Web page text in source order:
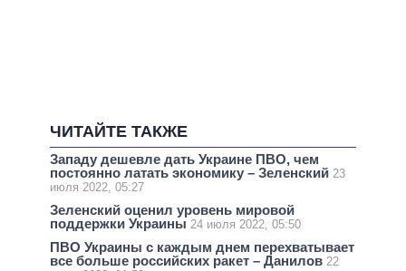
ЧИТАЙТЕ ТАКЖЕ
Западу дешевле дать Украине ПВО, чем
постоянно латать экономику – Зеленский 23
июля 2022, 05:27
Зеленский оценил уровень мировой
поддержки Украины 24 июля 2022, 05:50
ПВО Украины с каждым днем перехватывает
все больше российских ракет – Данилов 22